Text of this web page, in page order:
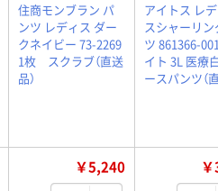
住商モンブラン パ
ンツ レディス ダー
クネイビー 73-2269
1枚 スクラブ（直送
品）
アイトス レ
スシャーリ
ツ 861366-
イト 3L 医療
ースパンツ（
￥5,240